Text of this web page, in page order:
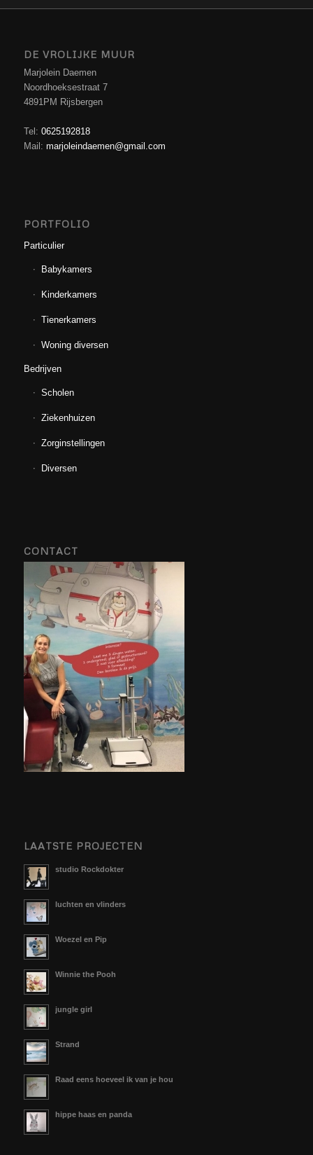
DE VROLIJKE MUUR
Marjolein Daemen
Noordhoeksestraat 7
4891PM Rijsbergen
Tel: 0625192818
Mail: marjoleindaemen@gmail.com
PORTFOLIO
Particulier
Babykamers
Kinderkamers
Tienerkamers
Woning diversen
Bedrijven
Scholen
Ziekenhuizen
Zorginstellingen
Diversen
CONTACT
LAATSTE PROJECTEN
studio Rockdokter
luchten en vlinders
Woezel en Pip
Winnie the Pooh
jungle girl
Strand
Raad eens hoeveel ik van je hou
hippe haas en panda